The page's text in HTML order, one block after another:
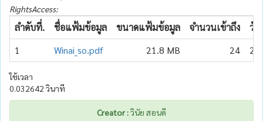
RightsAccess:
ลำดับที่. ชื่อแฟ้มข้อมูล ขนาดแฟ้มข้อมูล จำนวนเข้าถึง
วัน
1
Winai_so.pdf 21.8 MB 24
ใช้เวลา
0.032642 วินาที
Creator :วินัย สอนดี